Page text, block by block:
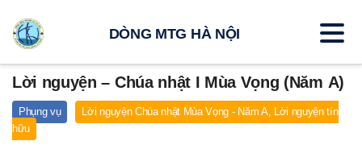
Lời nguyện – Chúa nhật I Mùa Vọng (Năm A)
Phụng vụ Lời nguyện Chúa nhật Mùa Vọng - Năm A, Lời nguyện tín
hữu
DÒNG MTG HÀ NỘI